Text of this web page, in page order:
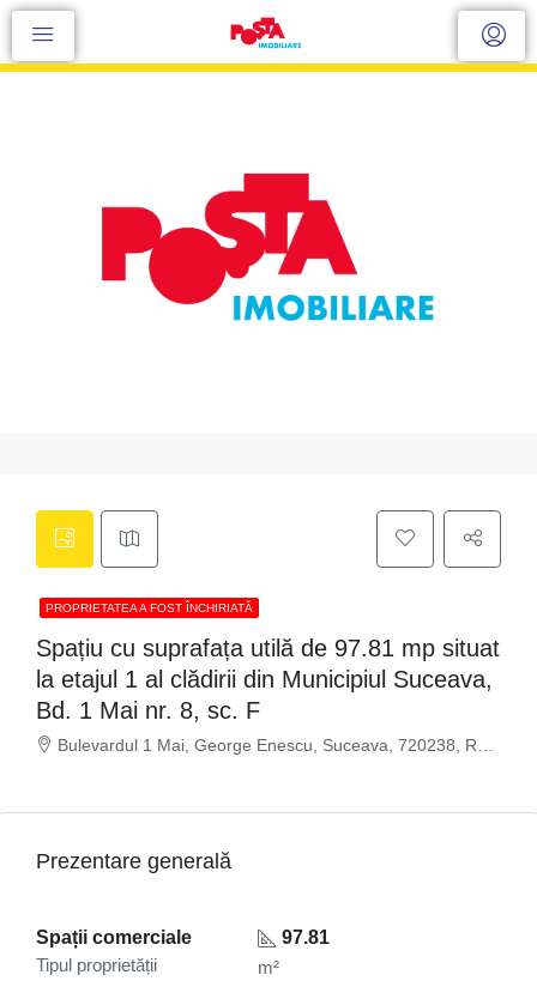
PROPRIETATEA A FOST ÎNCHIRIATĂ
Spațiu cu suprafața utilă de 97.81 mp situat
la etajul 1 al clădirii din Municipiul Suceava,
Bd. 1 Mai nr. 8, sc. F
Bulevardul 1 Mai, George Enescu, Suceava, 720238, România
Prezentare generală
Spații comerciale
Tipul proprietății
97.81
m²